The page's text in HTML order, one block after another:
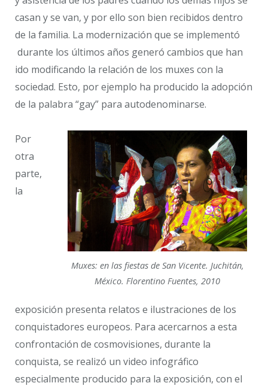
casan y se van, y por ello son bien recibidos dentro
de la familia. La modernización que se implementó
durante los últimos años generó cambios que han
ido modificando la relación de los muxes con la
sociedad. Esto, por ejemplo ha producido la adopción
de la palabra “gay” para autodenominarse.
Muxes: en las fiestas de San Vicente. Juchitán,
México. Florentino Fuentes, 2010
Por
otra
parte,
la
exposición presenta relatos e ilustraciones de los
conquistadores europeos. Para acercarnos a esta
confrontación de cosmovisiones, durante la
conquista, se realizó un video infográfico
especialmente producido para la exposición, con el